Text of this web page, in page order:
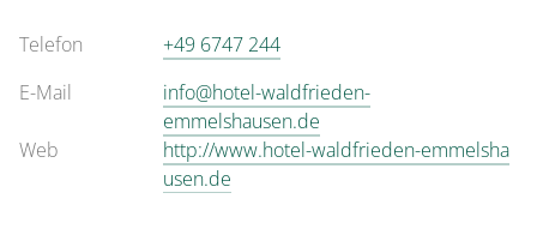
Telefon
+49 6747 244
E-Mail
info@hotel-waldfrieden-
emmelshausen.de
Web
http://www.hotel-waldfrieden-emmelsha
usen.de